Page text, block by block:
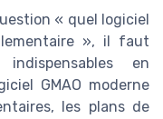
« quel logiciel
», il faut
en
GMAO moderne
les plans de